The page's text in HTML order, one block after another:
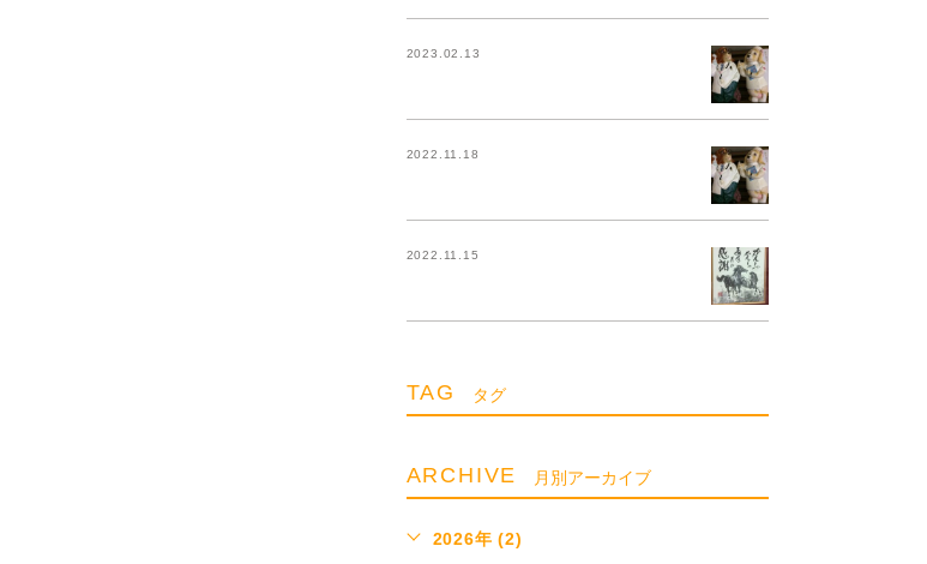
2023.02.13
2022.11.18
2022.11.15
TAG タグ
ARCHIVE 月別アーカイブ
2026年 (2)